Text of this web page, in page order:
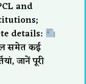
and
details:
समेत कई
जानें पूरी